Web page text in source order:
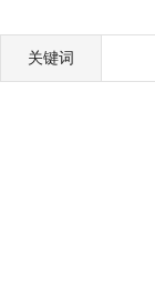
关键词